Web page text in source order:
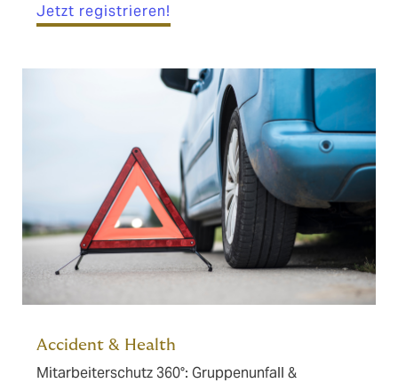
Jetzt registrieren!
Accident & Health
Mitarbeiterschutz 360°: Gruppenunfall &